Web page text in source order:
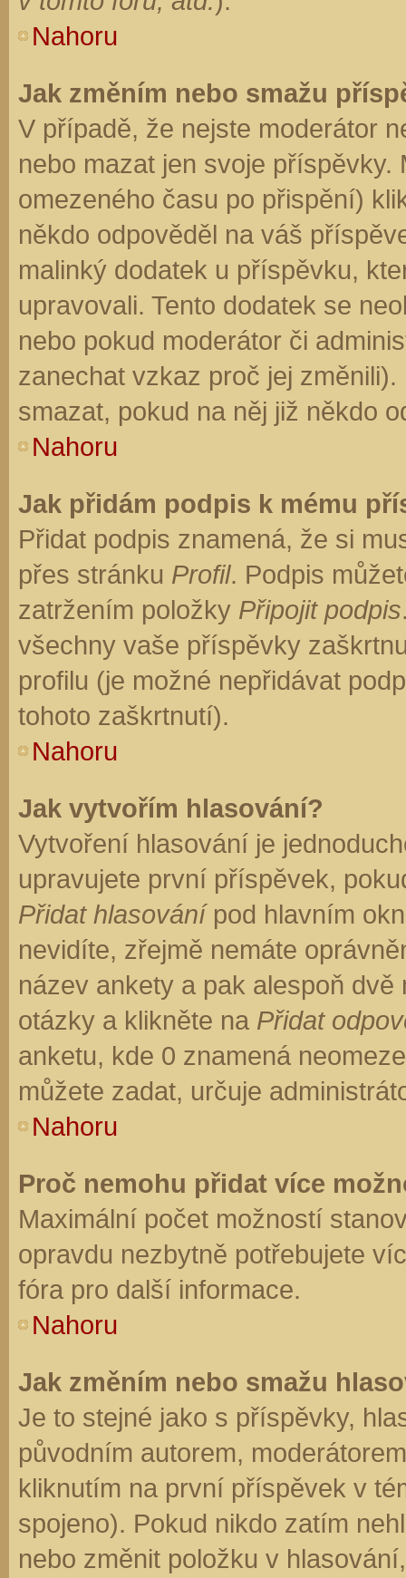
Nahoru
Jak změním nebo smažu
V případě, že nejste moderátor
nebo mazat jen svoje
omezeného času po přispění)
někdo odpověděl na váš
malinký dodatek u příspěvku,
upravovali. Tento dodatek se
nebo pokud moderátor či
zanechat vzkaz proč jej
smazat, pokud na něj již někdo
Nahoru
Jak přidám podpis k mému
Přidat podpis znamená, že si
přes stránku Profil. Podpis
zatržením položky Připojit podpis
všechny vaše příspěvky
profilu (je možné nepřidávat
tohoto zaškrtnutí).
Nahoru
Jak vytvořím hlasování?
Vytvoření hlasování je
upravujete první příspěvek,
Přidat hlasovánípod hlavním
nevidíte, zřejmě nemáte
název ankety a pak alespoň
otázky a klikněte na Přidat
anketu, kde 0 znamená
můžete zadat, určuje
Nahoru
Proč nemohu přidat více
Maximální počet možností
opravdu nezbytně potřebujete
fóra pro další informace.
Nahoru
Jak změním nebo smažu
Je to stejné jako s příspěvky,
původním autorem,
kliknutím na první příspěvek v
spojeno). Pokud nikdo zatím
nebo změnit položku v